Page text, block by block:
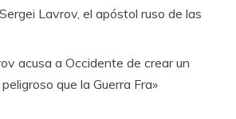
Sergei Lavrov, el apóstol ruso de las
acusa a Occidente de crear un
que la Guerra Fra»